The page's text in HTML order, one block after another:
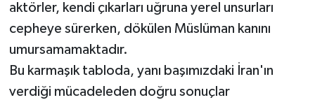
aktörler, kendi çıkarları uğruna yerel unsurları
cepheye sürerken, dökülen Müslüman kanını
umursamamaktadır.
Bu karmaşık tabloda, yanı başımızdaki İran'ın
verdiği mücadeleden doğru sonuçlar